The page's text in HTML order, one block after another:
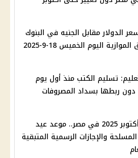
الدولار مقابل الجنيه في البنوك
اليوم الخميس 18-9-2025
تسليم الكتب منذ أول يوم
ربطها بسداد المصروفات
إجازات أكتوبر 2025 في مصر.. موعد عيد
والإجازات الرسمية المتبقية